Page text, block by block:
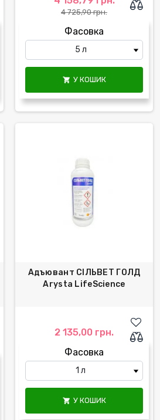
4 725,90 грн.
Фасовка
 У КОШИК
Адъювант СІЛЬВЕТ ГОЛД
Arysta LifeScience
2 135,00 грн.
Фасовка
 У КОШИК